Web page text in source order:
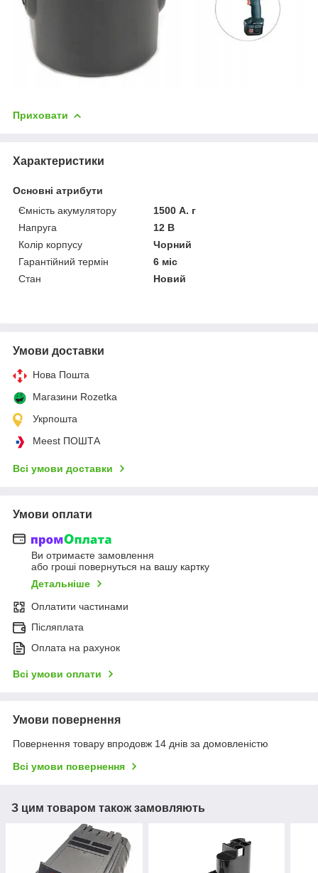
Приховати
Характеристики
Основні атрибути
Ємність акумулятору
1500 А. г
Напруга
12 В
Колір корпусу
Чорний
Гарантійний термін
6 міс
Стан
Новий
Умови доставки
Нова Пошта
Магазини Rozetka
Укрпошта
Meest ПОШТА
Всі умови доставки
Умови оплати
Ви отримаєте замовлення
або гроші повернуться на вашу картку
Детальніше
Оплатити частинами
Післяплата
Оплата на рахунок
Всі умови оплати
Умови повернення
Повернення товару впродовж 14 днів за домовленістю
Всі умови повернення
З цим товаром також замовляють